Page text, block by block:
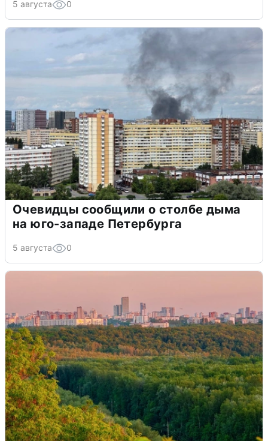
5 августа 0
Очевидцы сообщили о столбе дыма
на юго-западе Петербурга
5 августа 0